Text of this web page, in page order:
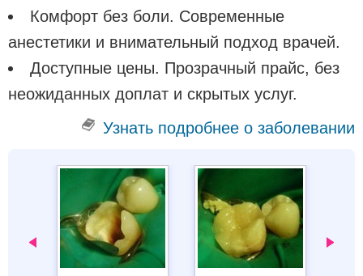
Комфорт без боли. Современные
анестетики и внимательный подход врачей.
Доступные цены. Прозрачный прайс, без
неожиданных доплат и скрытых услуг.
Узнать подробнее о заболевании